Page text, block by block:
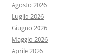
Agosto 2026
Luglio 2026
Giugno 2026
Maggio 2026
Aprile 2026